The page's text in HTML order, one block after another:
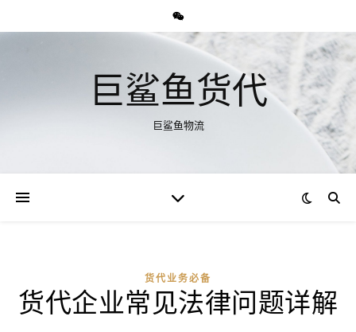
巨鲨鱼货代
巨鲨鱼物流
货代业务必备
货代企业常见法律问题详解